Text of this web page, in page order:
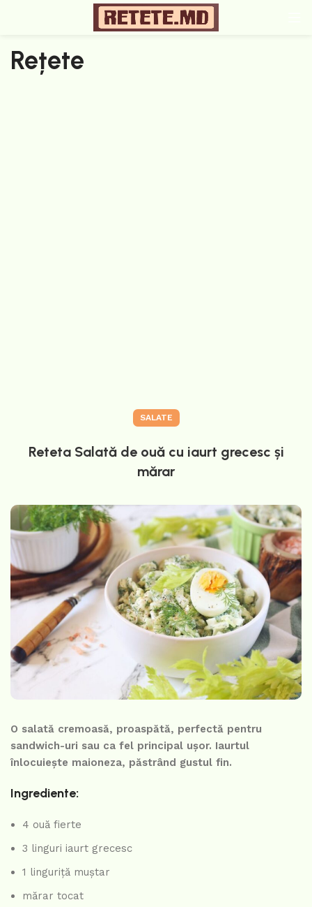
Rețete
SALATE
Reteta Salată de ouă cu iaurt grecesc și
mărar
O salată cremoasă, proaspătă, perfectă pentru
sandwich-uri sau ca fel principal ușor. Iaurtul
înlocuiește maioneza, păstrând gustul fin.
Ingrediente:
4 ouă fierte
3 linguri iaurt grecesc
1 linguriță muștar
mărar tocat